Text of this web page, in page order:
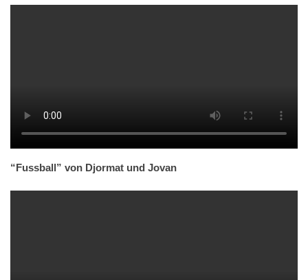
“Fussball” von Djormat und Jovan